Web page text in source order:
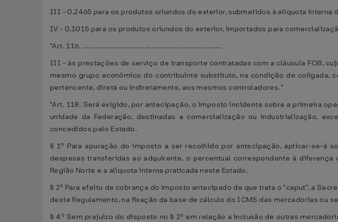
III - 0,2465 para os produtos oriundos do exterior, submetidos à alíquota interna
IV - 0,1015 para os produtos oriundos do exterior, importados para
"Art. 116. .................................................................
III - às prestações de serviço de transporte contratadas com a cláusula FOB,
mesmo grupo econômico do contribuinte substituto, na condição de coligada,
pertencente, direta ou indiretamente, aos mesmos controladores."
"Art. 118. Será exigido, por antecipação, o imposto incidente sobre a primeira
unidade da Federação, destinadas a comercialização ou industrialização,
concedidos pelo Estado.
§ 1º Para apuração do imposto a ser recolhido por antecipação, aplicar-se-
despesas transferidas ao adquirente, o percentual correspondente à
Região Norte e a alíquota interna praticada neste Estado.
§ 2º Para efeito de cobrança do imposto antecipado de que trata o "caput", a
deste Regulamento, na fixação da base de cálculo do ICMS das mercadorias ou
§ 4º Sem prejuízo do disposto no § 2º em relação a inclusão de outras